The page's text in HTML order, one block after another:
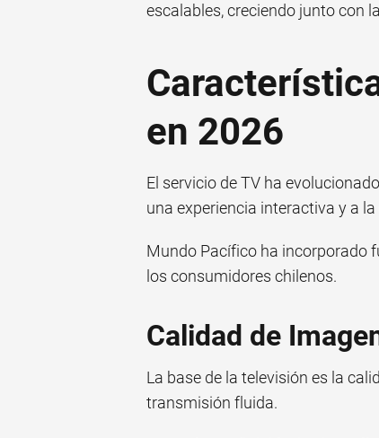
escalables, creciendo junto con
en 2026
El servicio de TV ha
una experiencia interactiva y a
Mundo Pacífico ha incorporado
los consumidores chilenos.
Calidad de
La base de la televisión es la
transmisión fluida.